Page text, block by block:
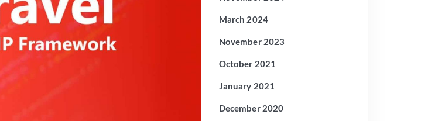
March 2024
November 2023
October 2021
January 2021
December 2020